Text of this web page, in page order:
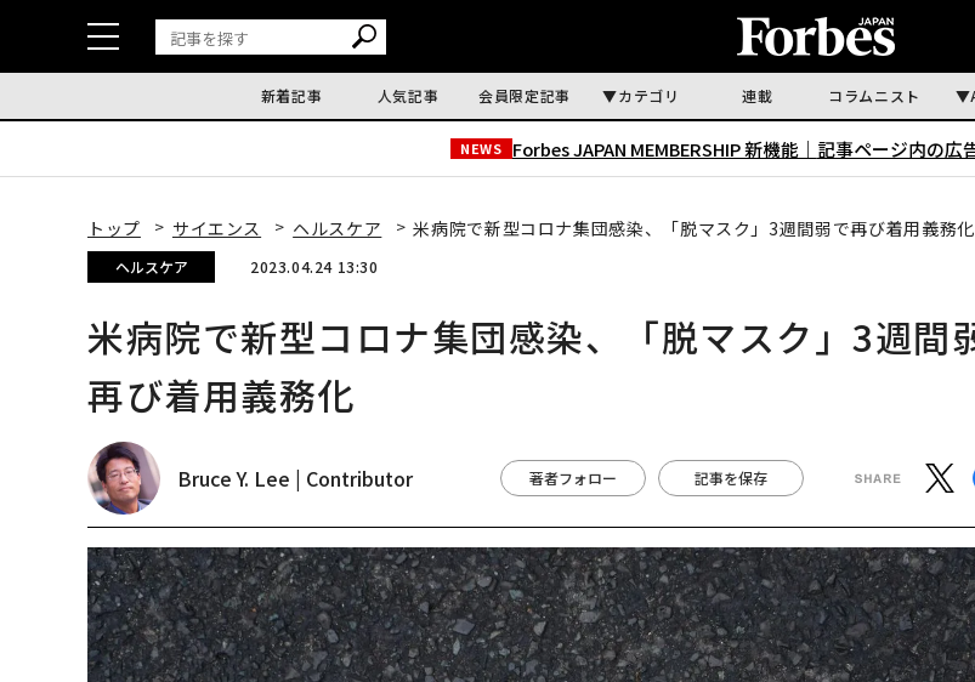
新着記事 人気記事 会員限定記事 カテゴリ 連載 コラムニスト
NEWS Forbes JAPAN MEMBERSHIP 新機能｜ 記事ページ内の広
トップ サイエンス ヘルスケア 米病院で新型コロナ集団感染、「脱マスク」3週間弱で再び着用義務化
ヘルスケア 2023.04.24 13:30
米病院で新型コロナ集団感染、「脱マスク」3週間
再び着用義務化
Bruce Y. Lee | Contributor 著者フォロー 記事を保存